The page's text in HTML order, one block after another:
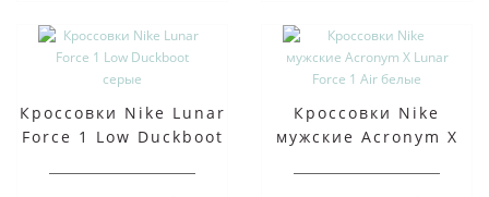
Кроссовки Nike Lunar
Force 1 Low Duckboot
Кроссовки Nike
мужские Acronym X